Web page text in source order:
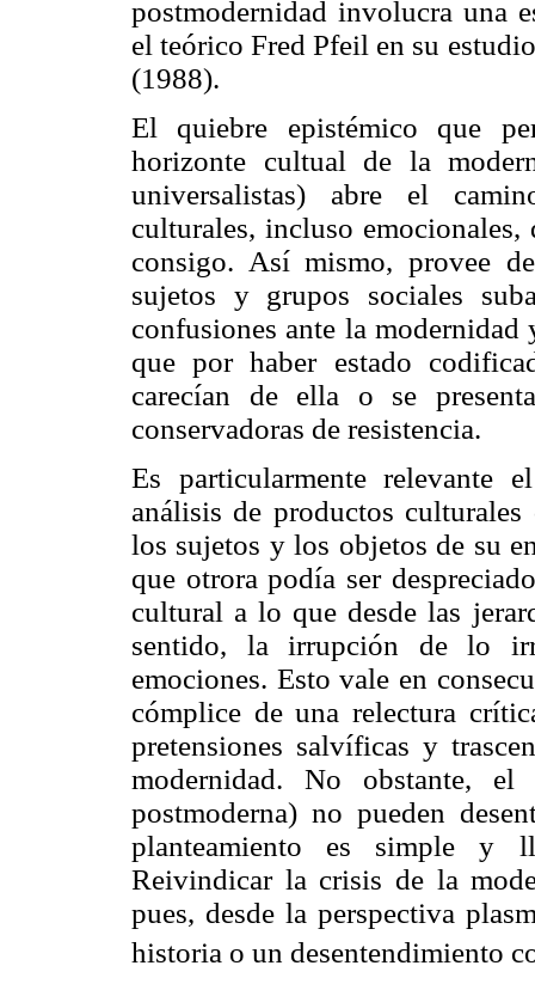
postmodernidad involucra una
el teórico Fred Pfeil en su
(1988).
El quiebre epistémico que
horizonte cultual de la
universalistas) abre el
culturales, incluso
consigo. Así mismo, provee
sujetos y grupos sociales
confusiones ante la
que por haber estado
carecían de ella o se
conservadoras de resistencia.
Es particularmente relevante
análisis de productos
los sujetos y los objetos de su
que otrora podía ser
cultural a lo que desde las
sentido, la irrupción de lo
emociones. Esto vale en
cómplice de una relectura
pretensiones salvíficas y
modernidad. No obstante,
postmoderna) no pueden
planteamiento es simple y
Reivindicar la crisis de la
pues, desde la perspectiva
historia o un desentendimiento